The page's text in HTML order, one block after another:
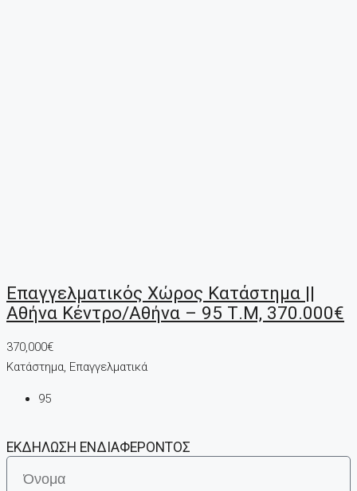
Επαγγελματικός Χώρος Κατάστημα ||
Αθήνα Κέντρο/Αθήνα – 95 Τ.μ, 370.000€
370,000€
Κατάστημα, Επαγγελματικά
95
ΕΚΔΗΛΩΣΗ ΕΝΔΙΑΦΕΡΟΝΤΟΣ